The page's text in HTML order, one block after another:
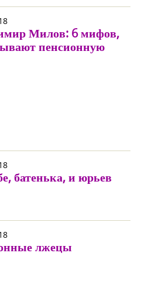
Милов: 6 мифов,
пенсионную
батенька, и юрьев
лжецы